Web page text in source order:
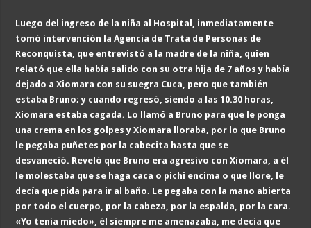
Luego del ingreso de la niña al Hospital, inmediatamente
tomó intervención la Agencia de Trata de Personas de
Reconquista, que entrevistó a la madre de la niña, quien
relató que ella había salido con su otra hija de 7 años y había
dejado a Xiomara con su suegra Cuca, pero que también
estaba Bruno; y cuando regresó, siendo a las 10.30 horas,
Xiomara estaba cagada. Lo llamó a Bruno para que le ponga
una crema en los golpes y Xiomara lloraba, por lo que Bruno
le pegaba puñetes por la cabecita hasta que se
desvaneció. Reveló que Bruno era agresivo con Xiomara, a él
le molestaba que se haga caca o pichi encima o que llore, le
decía que pida para ir al baño. Le pegaba con la mano abierta
por todo el cuerpo, por la cabeza, por la espalda, por la cara.
«Yo tenía miedo», él siempre me amenazaba, me decía que